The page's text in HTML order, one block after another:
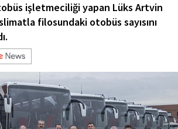
işletmeciliği yapan Lüks Artvin
filosundaki otobüs sayısını